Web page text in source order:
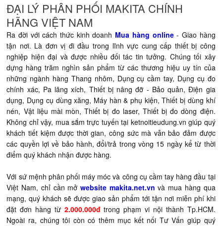
ĐẠI LÝ PHÂN PHỐI MAKITA CHÍNH
HÃNG VIỆT NAM
Ra đời với cách thức kinh doanh Mua hàng online - Giao hàng
tận nơi. Là đơn vị đi đầu trong lĩnh vực cung cấp thiết bị công
nghiệp hiện đại và được nhiều đối tác tin tưởng. Chúng tối xây
dựng hàng trăm nghìn sản phẩm từ các thương hiệu uy tín của
những ngành hàng Thang nhôm, Dụng cụ cầm tay, Dụng cụ đo
chính xác, Pa lăng xích, Thiết bị nâng đỡ - Bảo quản, Điện gia
dụng, Dụng cụ dùng xăng, Máy hàn & phụ kiện, Thiết bị dùng khí
nén, Vật liệu mài mòn, Thiết bị đo laser, Thiết bị đo dòng điện.
Không chỉ vậy, mua sắm trực tuyến tại ketnoitieudung.vn giúp quý
khách tiết kiệm được thời gian, công sức mà vẫn bảo đảm được
các quyền lợi về bảo hành, đổi/trả trong vòng 15 ngày kể từ thời
điểm quý khách nhận được hàng.
Với sứ mệnh phân phối máy móc và công cụ cầm tay hàng đầu tại
Việt Nam, chỉ cần mở website makita.net.vn và mua hàng qua
mạng, quý khách sẽ được giao sản phẩm tới tận nơi miễn phí khi
đặt đơn hàng từ 2.000.000đtrong phạm vi nội thành Tp.HCM.
Ngoài ra, chúng tôi còn có thêm mục kết nối Tư Vấn giúp quý